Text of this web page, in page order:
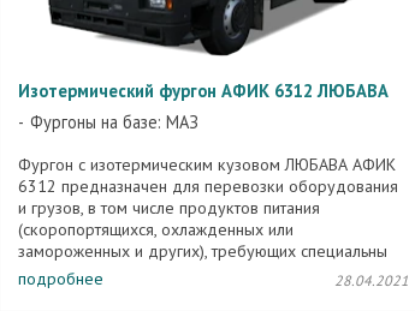
Изотермический фургон АФИК 6312 ЛЮБАВА
Фургоны на базе: МАЗ
Фургон с изотермическим кузовом ЛЮБАВА АФИК
6312 предназначен для перевозки оборудования
и грузов, в том числе продуктов питания
(скоропортящихся, охлажденных или
замороженных и других), требующих специальны
температурный режим при их ...
подробнее 28.04.2021